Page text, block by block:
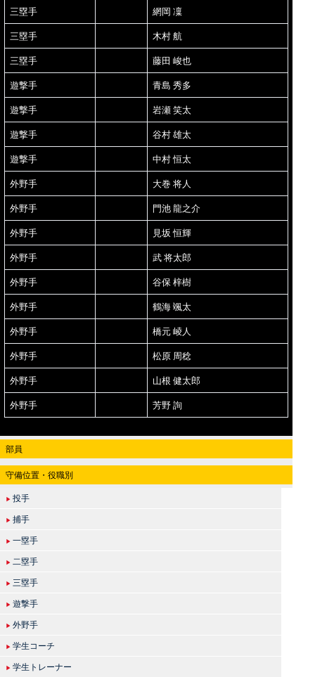
三塁手 網岡 凜
三塁手 木村 航
三塁手 藤田 峻也
遊撃手 青島 秀多
遊撃手 岩瀬 笑太
遊撃手 谷村 雄太
遊撃手 中村 恒太
外野手 大巻 将人
外野手 門池 龍之介
外野手 見坂 恒輝
外野手 武 将太郎
外野手 谷保 梓樹
外野手 鶴海 颯太
外野手 橋元 崚人
外野手 松原 周稔
外野手 山根 健太郎
外野手 芳野 詢
部員
守備位置・役職別
▶ 投手
▶ 捕手
▶ 一塁手
▶ 二塁手
▶ 三塁手
▶ 遊撃手
▶ 外野手
▶ 学生コーチ
▶ 学生トレーナー